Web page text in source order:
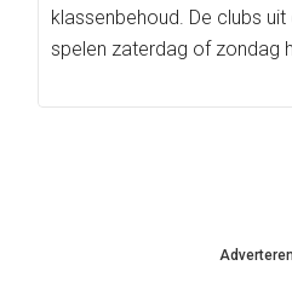
klassenbehoud. De clubs
spelen zaterdag of zondag